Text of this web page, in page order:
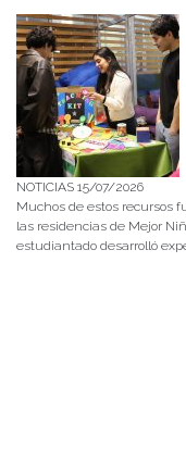
NOTICIAS 15/07/2026
Muchos de estos recursos
las residencias de Mejor
estudiantado desarrolló